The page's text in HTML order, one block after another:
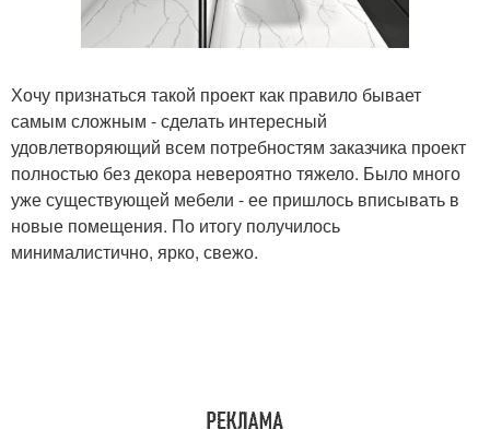
Хочу признаться такой проект как правило бывает
самым сложным - сделать интересный
удовлетворяющий всем потребностям заказчика проект
полностью без декора невероятно тяжело. Было много
уже существующей мебели - ее пришлось вписывать в
новые помещения. По итогу получилось
минималистично, ярко, свежо.